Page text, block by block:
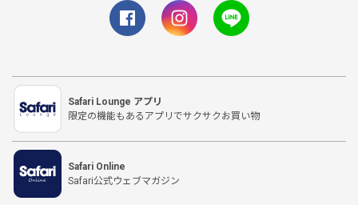
Safari Lounge アプリ
限定の機能もあるアプリでサクサクお買い物
Safari Online
Safari公式ウェブマガジン